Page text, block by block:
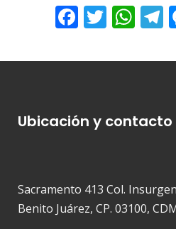
Ubicación y contacto
Sacramento 413 Col.
Benito Juárez, CP. 03100,